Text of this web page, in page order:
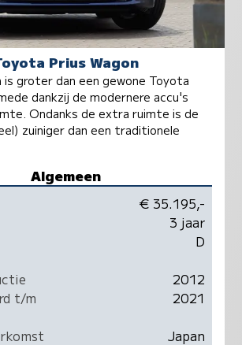
Prius Wagon
is groter dan een gewone Toyota
dankzij de modernere accu's
Ondanks de extra ruimte is de
zuiniger dan een traditionele
Algemeen
€ 35.195,-
3 jaar
D
2012
t/m
2021
Japan